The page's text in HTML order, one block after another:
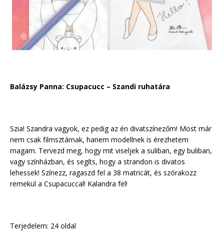
Balázsy Panna: Csupacucc – Szandi ruhatára
Szia! Szandra vagyok, ez pedig az én divatszínezőm! Most már
nem csak filmsztárnak, hanem modellnek is érezhetem
magam. Tervezd meg, hogy mit viseljek a suliban, egy buliban,
vagy színházban, és segíts, hogy a strandon is divatos
lehessek! Színezz, ragaszd fel a 38 matricát, és szórakozz
remekül a Csupacuccal! Kalandra fel!
Terjedelem: 24 oldal